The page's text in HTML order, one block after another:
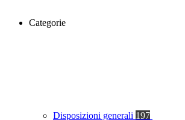
Categorie
Disposizioni generali 197